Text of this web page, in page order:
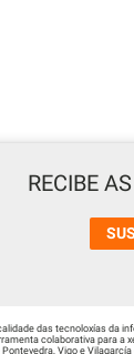
RECIBE
das tecnoloxías da
colaborativa para a
Vigo e Vilagarcía